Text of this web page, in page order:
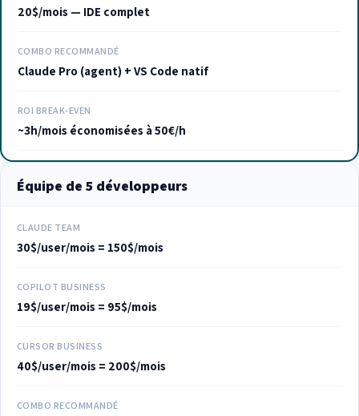
20$/mois — IDE complet
COMBO RECOMMANDÉ
Claude Pro (agent) + VS Code natif
ROI BREAK-EVEN
~3h/mois économisées à 50€/h
Équipe de 5 développeurs
CLAUDE TEAM
30$/user/mois = 150$/mois
COPILOT BUSINESS
19$/user/mois = 95$/mois
CURSOR BUSINESS
40$/user/mois = 200$/mois
COMBO RECOMMANDÉ